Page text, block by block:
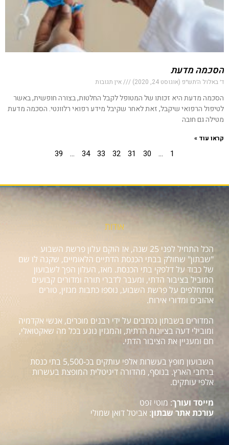
הסכמה מדעת
ד׳ באלול ה׳תש״פ (אוגוסט 24, 2020) אין תגובות
הסכמה מדעת היא זכותו של המטופל לקבל החלטות, בצורה חופשית, באשר
לטיפול הרפואי שיקבל, זאת לאחר שקיבל מידע רפואי רלוונטי. הסכמה מדעת
מטילה גם חובה
קראו עוד »
1
…
30
31
32
33
34
…
39
אודות
הכל התחיל לפני 25 שנה, אז הוקם עלון פרשת השבוע
"שבתון" שחולק בבתי הכנסת הדתיים הלאומיים, שקנה לו שם
של כבוד על דלפקי בתי הכנסת. מאז, העלון הפך לשבועון
המוביל בציבור הדתי, ומעבר לדברי תורה ומדורים קבועים
ומתחלפים על פרשת השבוע, נוספו כתבות מגזין, טורים
אהובים ומדורי אירוח.
המדורים בשבתון נכתבים על ידי רבנים מוכרים, אנשי אקדמיה
ומובילי דעה בציונות הדתית, והמגזין נוגע בכל מה שאקטואלי,
חם ומעניין את הציבור הדתי.
השבועון מופץ בעשרות אלפי עותקים בכ-5,500 בתי כנסת
ברחבי הארץ. בנוסף, מהדורה דיגיטלית המופצת בעשרות
אלפי עותקים.
מייסד ועורך: מוטי זפט
עורכת אתר שבתון: אביטל דואן שמולי